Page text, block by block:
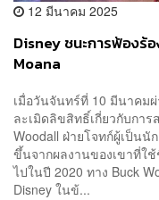
12 มีนาคม 2025
Disney ชนะการฟ้องร้
Moana
เมื่อวันจันทร์ที่ 10 มีนาค
ละเมิดลิขสิทธิ์เกี่ยวกับกา
Woodall ฝ่ายโจทก์ผู้เป็นนั
ขึ้นจากผลงานของเขาที่ใ
ไปในปี 2020 ทาง Buck
Disney ในข้...